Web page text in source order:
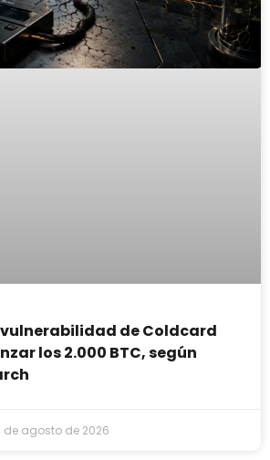
de Coldcard
los 2.000 BTC, según
de agosto de 2026